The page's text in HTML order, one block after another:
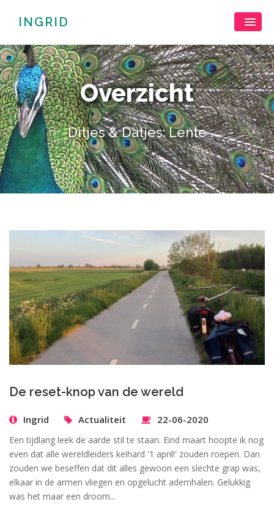
Overzicht
Ditjes & Datjes: Lente
INGRID
De reset-knop van de wereld
Ingrid Actualiteit 22-06-2020
Een tijdlang leek de aarde stil te staan. Eind maart hoopte ik nog
even dat alle wereldleiders keihard '1 april!' zouden roepen. Dan
zouden we beseffen dat dit alles gewoon een slechte grap was,
elkaar in de armen vliegen en opgelucht ademhalen. Gelukkig
was het maar een droom...